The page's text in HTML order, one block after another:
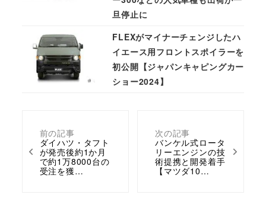
前の記事
ダイハツ・タフト
が発売後約1か月
で約1万8000台の
受注を獲…
次の記事
バンケル式ロータ
リーエンジンの技
術提携と開発着手
【マツダ10…
旦停止に
FLEXがマイナーチェンジしたハ
イエース用フロントスポイラーを
初公開【ジャパンキャピングカー
ショー2024】